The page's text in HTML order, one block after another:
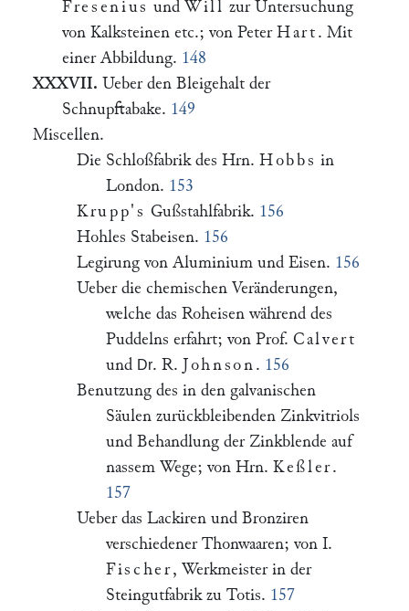
Fresenius und Will zur Untersuchung
von Kalksteinen etc.; von Peter Hart . Mit
einer Abbildung. 148
XXXVII. Ueber den Bleigehalt der
Schnupftabake. 149
Miscellen.
Die Schloßfabrik des Hrn. Hobbs in
London. 153
Krupp's Gußstahlfabrik. 156
Hohles Stabeisen. 156
Legirung von Aluminium und Eisen. 156
Ueber die chemischen Veränderungen,
welche das Roheisen während des
Puddelns erfahrt; von Prof. Calvert
und Dr. R. Johnson . 156
Benutzung des in den galvanischen
Säulen zurückbleibenden Zinkvitriols
und Behandlung der Zinkblende auf
nassem Wege; von Hrn. Keßler.
157
Ueber das Lackiren und Bronziren
verschiedener Thonwaaren; von I.
Fischer, Werkmeister in der
Steingutfabrik zu Totis. 157